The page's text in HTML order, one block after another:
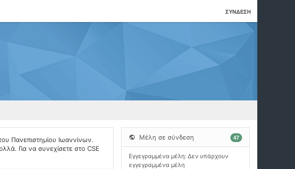
ΣΎΝΔΕΣΗ
Πανεπιστημίου Ιωαννίνων.
Για να συνεχίσετε στο CSE
Μέλη σε σύνδεση 47
Εγγεγραμμένα μέλη: Δεν υπάρχουν
εγγεγραμμένα μέλη